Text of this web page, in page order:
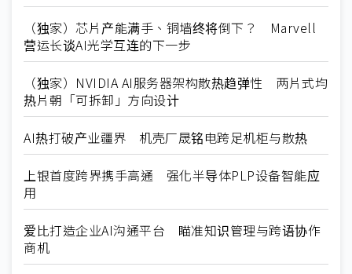
（独家）芯片产能满手、铜墙终将倒下？ Marvell
营运长谈AI光学互连的下一步
（独家）NVIDIA AI服务器架构散热趋弹性 两片式均
热片朝「可拆卸」方向设计
AI热打破产业疆界 机壳厂晟铭电跨足机柜与散热
上银首度跨界携手高通 强化半导体PLP设备智能应
用
爱比打造企业AI沟通平台 瞄准知识管理与跨语协作
商机